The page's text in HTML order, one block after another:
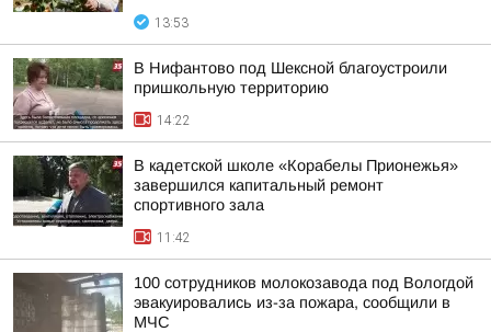
13:53
В Нифантово под Шексной благоустроили
пришкольную территорию
14:22
В кадетской школе «Корабелы Прионежья»
завершился капитальный ремонт
спортивного зала
11:42
100 сотрудников молокозавода под Вологдой
эвакуировались из-за пожара, сообщили в
МЧС